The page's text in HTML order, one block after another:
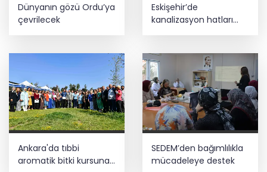
Dünyanın gözü Ordu’ya
çevrilecek
Eskişehir’de
kanalizasyon hatları
Ankara'da tıbbi
aromatik bitki kursuna
SEDEM’den bağımlılıkla
mücadeleye destek